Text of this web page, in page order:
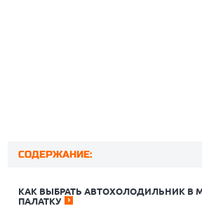
СОДЕРЖАНИЕ:
КАК ВЫБРАТЬ АВТОХОЛОДИЛЬНИК В
ПАЛАТКУ